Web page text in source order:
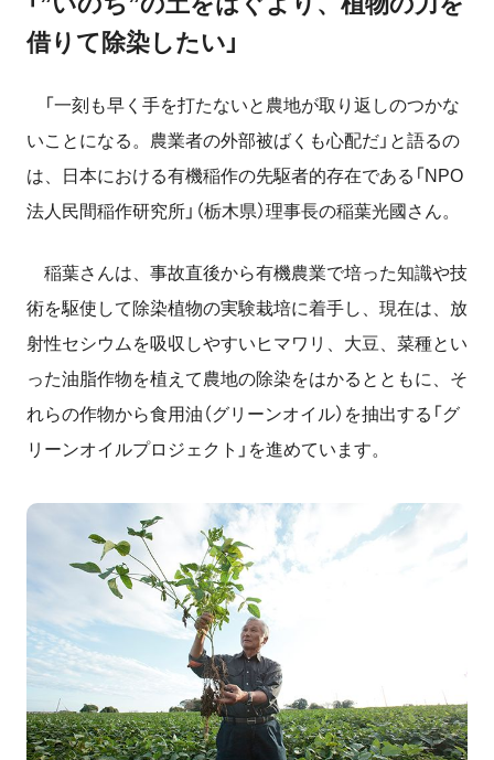
借りて除染したい」
「一刻も早く手を打たないと農地が取り返しのつかな
いことになる。農業者の外部被ばくも心配だ」と語るの
は、日本における有機稲作の先駆者的存在である「NPO
法人民間稲作研究所」（栃木県）理事長の稲葉光國さん。
稲葉さんは、事故直後から有機農業で培った知識や技
術を駆使して除染植物の実験栽培に着手し、現在は、放
射性セシウムを吸収しやすいヒマワリ、大豆、菜種とい
った油脂作物を植えて農地の除染をはかるとともに、そ
れらの作物から食用油（グリーンオイル）を抽出する「グ
リーンオイルプロジェクト」を進めています。